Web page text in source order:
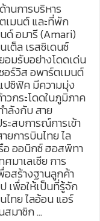
นการบริหาร
เมนต์ และที่พัก
ด์ อมารี (Amari)
เต็ล เรสซิเดนซ์
อมรับอย่างโดดเด่น
อร์วิส อพาร์ตเมนต์
ปซิฟิค มีความมุ่ง
วกระโดดในภูมิภาค
ำลังกับ สาย
ะสบการณ์การเข้า
ยการบินไทย ไล
อ ออนิกซ์ ฮอสพิทา
มาเลเชีย การ
สร้างฐานลูกค้า
เพื่อให้เป็นที่รู้จัก
ไทย ไลอ้อน แอร์
สมาชิก …